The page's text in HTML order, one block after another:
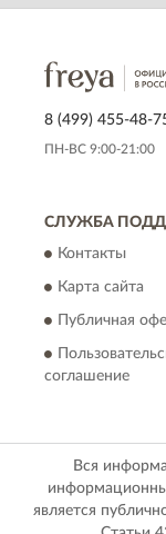
8 (499) 455-48-
ПН-ВС 9:00-21:00
СЛУЖБА
Контакты
Карта сайта
Публичная
соглашение
Вся
является